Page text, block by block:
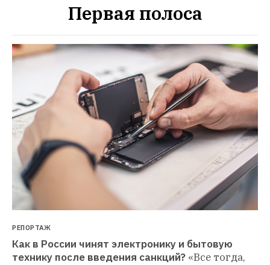
Первая полоса
РЕПОРТАЖ
Как в России чинят электронику и бытовую
технику после введения санкций? «Все тогда,